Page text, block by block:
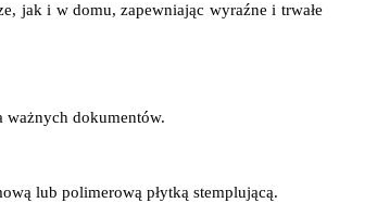
jak i w domu, zapewniając wyraźne i trwałe
dokumentów.
lub polimerową płytką stemplującą.